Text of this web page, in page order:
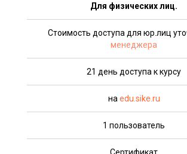
Для физических лиц.
Стоимость доступа для юр.лиц
менеджера
21 день доступа к курсу
на edu.sike.ru
1 пользователь
Сертификат